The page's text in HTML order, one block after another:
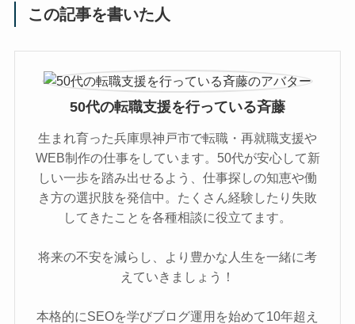
この記事を書いた人
50代の転職支援を行っている斉藤
生まれ育った兵庫県神戸市で転職・再就職支援や
WEB制作の仕事をしています。50代が安心して新
しい一歩を踏み出せるよう、仕事探しの知恵や働
き方の選択肢を発信中。たくさん経験したり失敗
してきたことを各種相談に役立てます。
将来の不安を減らし、より豊かな人生を一緒に考
えていきましょう！
本格的にSEOを学びブログ運用を始めて10年超え